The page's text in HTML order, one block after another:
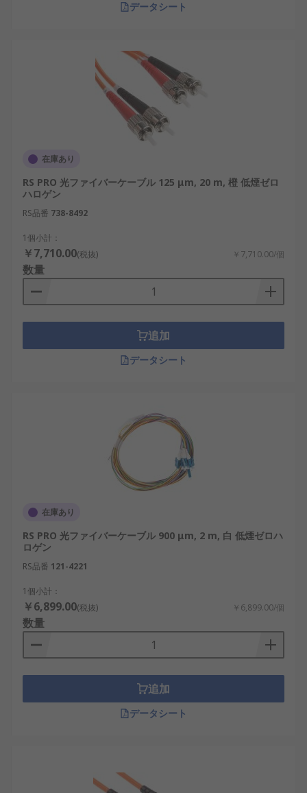
データシート
在庫あり
RS PRO 光ファイバーケーブル 125 μm, 20 m, 橙 低煙ゼロ
ハロゲン
RS品番 738-8492
1個小計：
￥7,710.00(税抜) ￥7,710.00/個
数量
追加
データシート
在庫あり
RS PRO 光ファイバーケーブル 900 μm, 2 m, 白 低煙ゼロハ
ロゲン
RS品番 121-4221
1個小計：
￥6,899.00(税抜) ￥6,899.00/個
数量
追加
データシート